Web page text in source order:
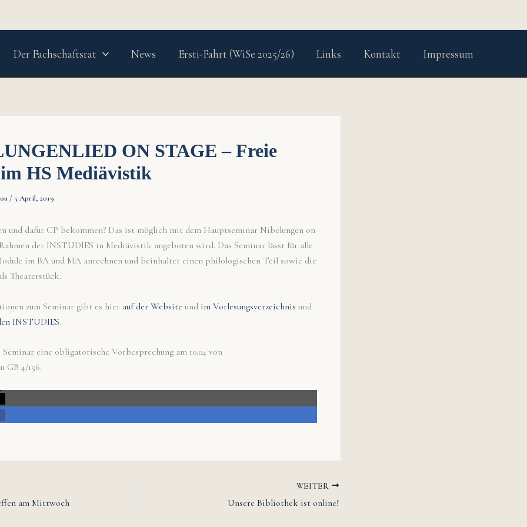
Der Fachschaftsrat News Ersti-Fahrt (WiSe 2025/26) Links Kontakt Impressum
ON STAGE – Freie
HS Mediävistik
/ 5 April, 2019
und dafür CP bekommen? Das ist möglich mit dem Hauptseminar Nibelungen on
der INSTUDIES in Mediävistik angeboten wird. Das Seminar lässt für alle
im BA und MA anrechnen und beinhaltet einen philologischen Teil sowie die
Theaterstück.
zum Seminar gibt es hier auf der Website und im Vorlesungsverzeichnis und
INSTUDIES.
eine obligatorische Vorbesprechung am 10.04 von
GB 4/156.
am Mittwoch
WEITER
Unsere Bibliothek ist online!